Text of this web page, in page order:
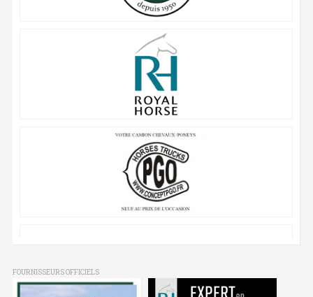
FOURNISSEURS OFFICIELS